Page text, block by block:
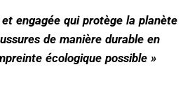
engagée qui protège la planète
de manière durable en
écologique possible »